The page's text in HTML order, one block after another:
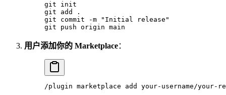
git init
git add
.
git commit -m "Initial release"
git push origin main
用户添加你的 Marketplace：
/plugin marketplace add your-username/your-